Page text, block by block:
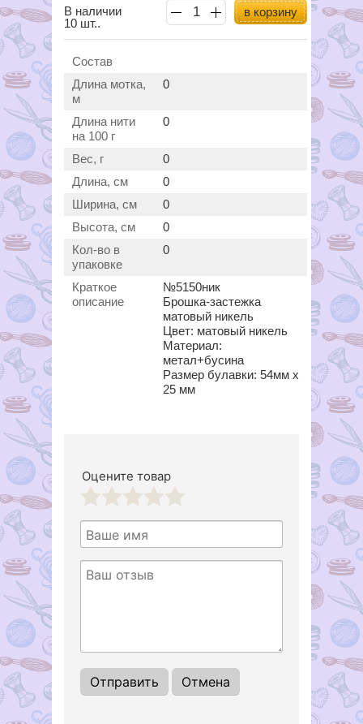
В наличии
10 шт..
в корзину
Состав
Длина мотка,
м
0
Длина нити
на 100 г
0
Вес, г
0
Длина, см
0
Ширина, см
0
Высота, см
0
Кол-во в
упаковке
0
Краткое
описание
№5150ник
Брошка-застежка
матовый никель
Цвет: матовый никель
Материал:
метал+бусина
Размер булавки: 54мм х
25 мм
Оцените товар